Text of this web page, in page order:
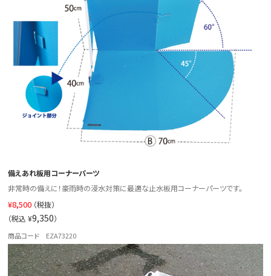
備えあれ板用コーナーパーツ
非常時の備えに！豪雨時の浸水対策に最適な止水板用コーナーパーツです。
¥8,500 （税抜）
（税込 ¥9,350）
商品コード EZA73220